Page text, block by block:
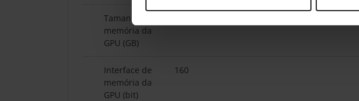
Tamanho da
memória da
GPU (GB)
Interface de
memória da
GPU (bit)
160